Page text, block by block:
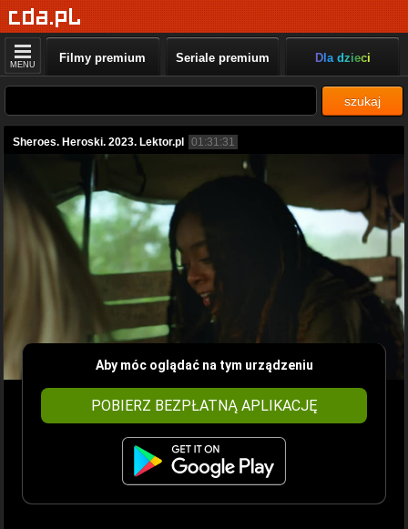
MENU Filmy premium Seriale premium Dla dzieci
szukaj
Sheroes. Heroski. 2023. Lektor.pl 01:31:31
Aby móc oglądać na tym urządzeniu
POBIERZ BEZPŁATNĄ APLIKACJĘ